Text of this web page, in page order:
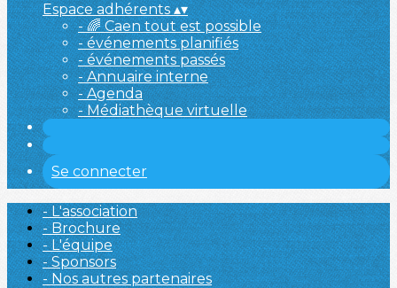
Espace adhérents▴▾
- 🌈 Caen tout est possible
- événements planifiés
- événements passés
- Annuaire interne
- Agenda
- Médiathèque virtuelle
Se connecter
- L'association
- Brochure
- L'équipe
- Sponsors
- Nos autres partenaires